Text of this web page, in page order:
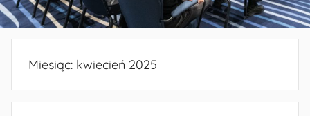
Miesiąc: kwiecień 2025